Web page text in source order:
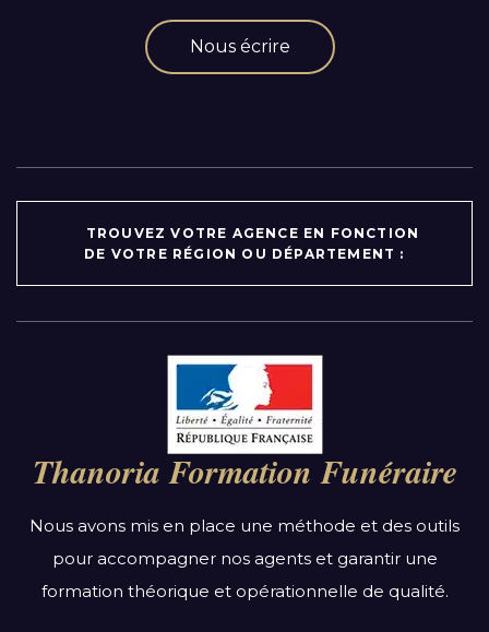
Nous écrire
TROUVEZ VOTRE AGENCE EN FONCTION
DE VOTRE RÉGION OU DÉPARTEMENT :
Auvergne-Rhône-Alpes
Bourgogne-Franche-Comté
Bretagne
Centre-Val de Loire
Grand Est
Hauts-de-France
Thanoria Formation Funéraire
Nous avons mis en place une méthode et des outils
pour accompagner nos agents et garantir une
formation théorique et opérationnelle de qualité.